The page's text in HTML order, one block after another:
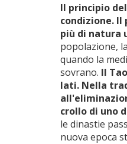
Il principio
condizione. Il
più di natura
popolazione,
quando la
sovrano. Il
lati. Nella
crollo di uno
le dinastie
nuova epoca